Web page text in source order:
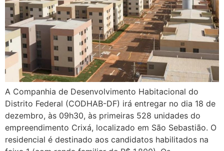
A Companhia de Desenvolvimento Habitacional do
Distrito Federal (CODHAB-DF) irá entregar no dia 18 de
dezembro, às 09h30, às primeiras 528 unidades do
empreendimento Crixá, localizado em São Sebastião. O
residencial é destinado aos candidatos habilitados na